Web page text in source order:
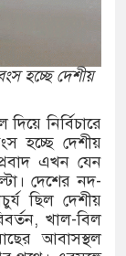
হচ্ছে দেশীয়
নির্বিচারে
হচ্ছে দেশীয়
এখন যেন
দেশের নদ-
ছিল দেশীয়
খাল-বিল
আবাসস্থল